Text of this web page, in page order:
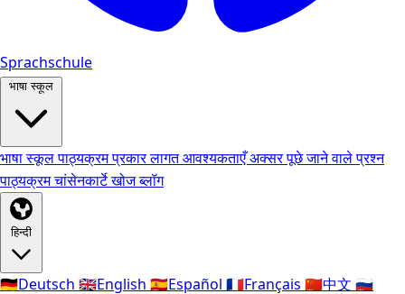
Sprachschule
भाषा स्कूल
भाषा स्कूलपाठ्यक्रम प्रकारलागतआवश्यकताएँअक्सर पूछे जाने वाले प्रश्न
पाठ्यक्रमचांसेनकार्टेखोजब्लॉग
हिन्दी
🇩🇪Deutsch 🇬🇧English 🇪🇸Español 🇫🇷Français 🇨🇳中文 🇷🇺